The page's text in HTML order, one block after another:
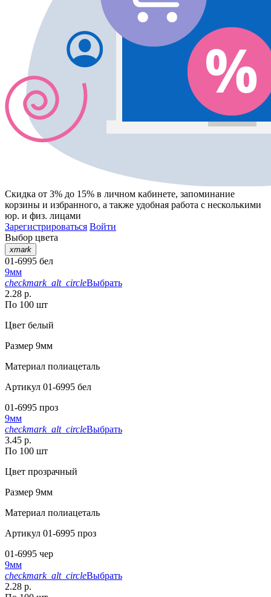
Скидка от 3% до 15% в личном кабинете, запоминание
корзины и избранного, а также удобная работа с несколькими
юр. и физ. лицами
Зарегистрироваться Войти
Выбор цвета
xmark
01-6995 бел
9мм
checkmark_alt_circleВыбрать
2.28 р.
По 100 шт
Цвет белый
Размер 9мм
Материал полиацеталь
Артикул 01-6995 бел
01-6995 проз
9мм
checkmark_alt_circleВыбрать
3.45 р.
По 100 шт
Цвет прозрачный
Размер 9мм
Материал полиацеталь
Артикул 01-6995 проз
01-6995 чер
9мм
checkmark_alt_circleВыбрать
2.28 р.